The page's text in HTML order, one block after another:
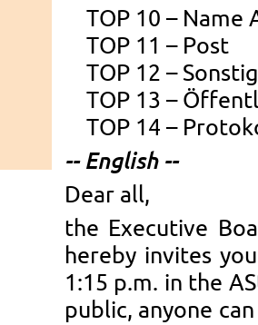
TOP 10 – Name
TOP 11 – Post
TOP 12 –
TOP 13 –
TOP 14 –
-- Eng­lish --
Dear all,
the Exe­cu­ti­ve
her­e­by in­vi­tes
1:15 p.m. in the
pu­blic, an­yo­ne